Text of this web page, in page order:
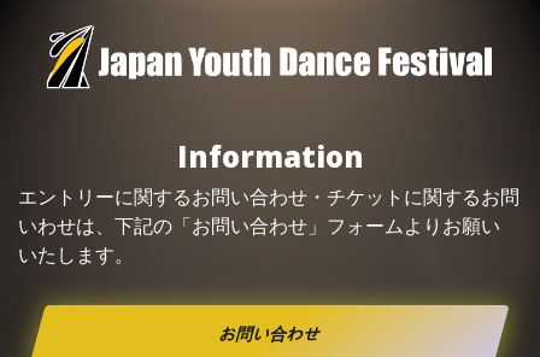
Information
エントリーに関するお問い合わせ・ チケット に関するお問
いわせは、下記の「お問い合わせ」フォームよりお願い
いたします。
お問い合わせ